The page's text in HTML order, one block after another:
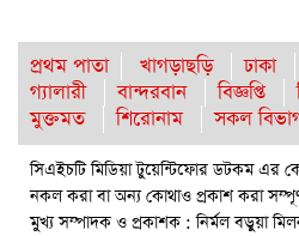
প্রথম পাতা খাগড়াছড়ি ঢাকা
গ্যালারী
বান্দরবান বিজ্ঞপ্তি
মুক্তমত
শিরোনাম সকল
সিএইচটি মিডিয়া টুয়েন্টিফোর ডটকম এর
নকল করা বা অন্য কোথাও প্রকাশ করা
মুখ্য সম্পাদক ও প্রকাশক : নির্মল বড়ুয়া